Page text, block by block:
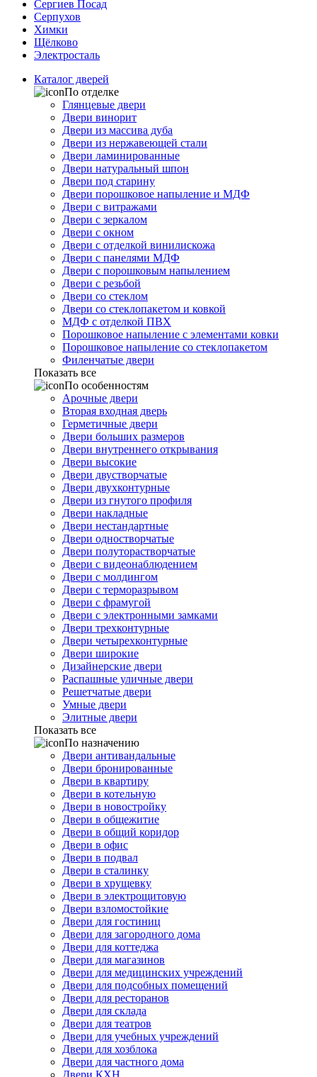
Сергиев Посад
Серпухов
Химки
Щёлково
Электросталь
Каталог дверей
По отделке
Глянцевые двери
Двери винорит
Двери из массива дуба
Двери из нержавеющей стали
Двери ламинированные
Двери натуральный шпон
Двери под старину
Двери порошковое напыление и МДФ
Двери с витражами
Двери с зеркалом
Двери с окном
Двери с отделкой винилискожа
Двери с панелями МДФ
Двери с порошковым напылением
Двери с резьбой
Двери со стеклом
Двери со стеклопакетом и ковкой
МДФ с отделкой ПВХ
Порошковое напыление с элементами ковки
Порошковое напыление со стеклопакетом
Филенчатые двери
Показать все
По особенностям
Арочные двери
Вторая входная дверь
Герметичные двери
Двери больших размеров
Двери внутреннего открывания
Двери высокие
Двери двустворчатые
Двери двухконтурные
Двери из гнутого профиля
Двери накладные
Двери нестандартные
Двери одностворчатые
Двери полуторастворчатые
Двери с видеонаблюдением
Двери с молдингом
Двери с терморазрывом
Двери с фрамугой
Двери с электронными замками
Двери трехконтурные
Двери четырехконтурные
Двери широкие
Дизайнерские двери
Распашные уличные двери
Решетчатые двери
Умные двери
Элитные двери
Показать все
По назначению
Двери антивандальные
Двери бронированные
Двери в квартиру
Двери в котельную
Двери в новостройку
Двери в общежитие
Двери в общий коридор
Двери в офис
Двери в подвал
Двери в сталинку
Двери в хрущевку
Двери в электрощитовую
Двери взломостойкие
Двери для гостиниц
Двери для загородного дома
Двери для коттеджа
Двери для магазинов
Двери для медицинских учреждений
Двери для подсобных помещений
Двери для ресторанов
Двери для склада
Двери для театров
Двери для учебных учреждений
Двери для хозблока
Двери для частного дома
Двери КХН